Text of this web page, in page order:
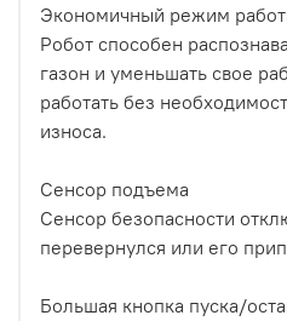
Экономичный режим
Робот способен
газон и уменьшать свое
работать без
износа.
Сенсор подъема
Сенсор безопасности
перевернулся или его
Большая кнопка пуска/